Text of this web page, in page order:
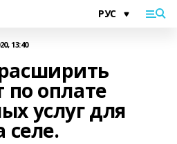
13:40
по оплате
услуг для
селе.